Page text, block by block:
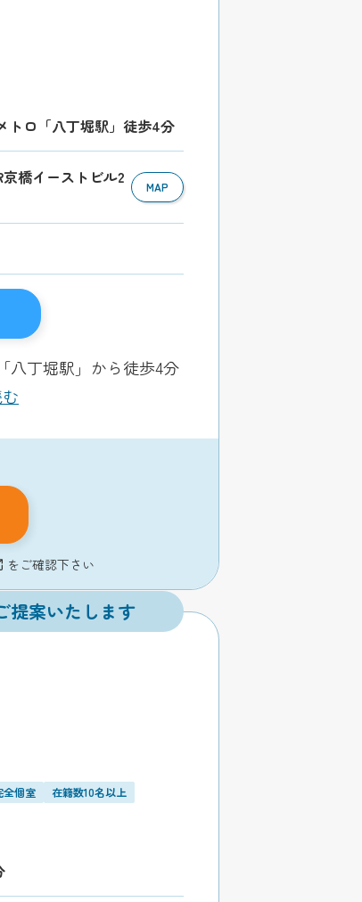
トロ「八丁堀駅」徒歩4分
橋イーストビル2
MAP
八丁堀駅」から徒歩4分
をご確認下さい
提案いたします
全個室
在籍数10名以上